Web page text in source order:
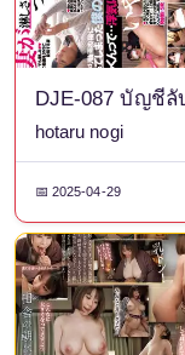
DJE-087 บัญชีลั
hotaru nogi
📅 2025-04-29